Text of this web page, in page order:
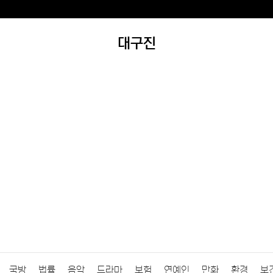
대구진
국방 법률 음악 드라마 보험 연예인 만화 환경 보